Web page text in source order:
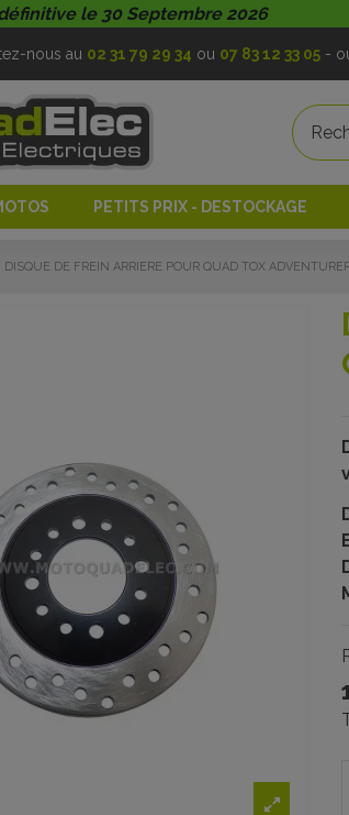
le 30 Septembre 2026
nous au 02 31 79 29 34 ou 07 83 12 33 05-
PETITS PRIX - DESTOCKAGE
DISQUE DE FREIN ARRIERE POUR QUAD TOX